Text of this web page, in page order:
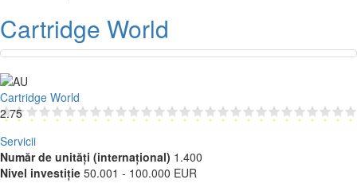
Cartridge World
Cartridge World
2.75
Servicii
Număr de unități (internațional) 1.400
Nivel investiție 50.001 - 100.000 EUR